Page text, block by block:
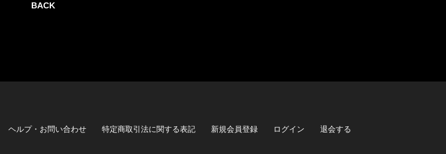
BACK
ヘルプ・お問い合わせ 特定商取引法に関する表記 新規会員登録 ログイン 退会する